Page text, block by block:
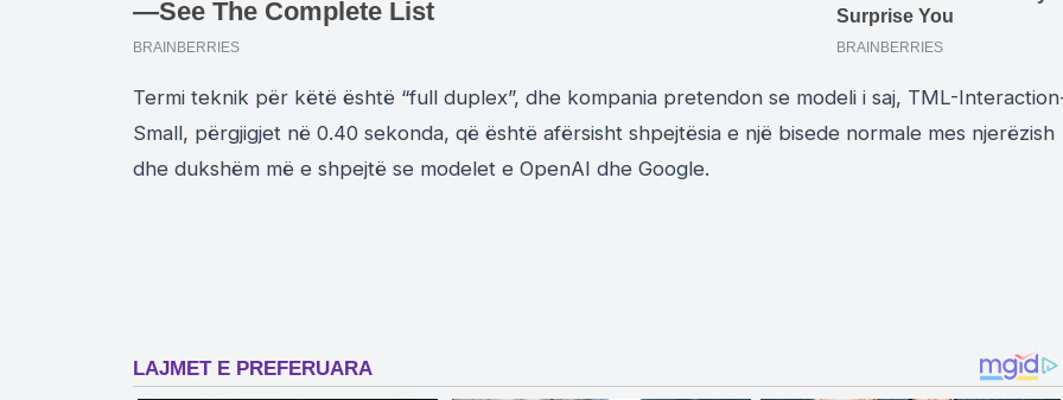
Termi teknik për këtë është “full duplex”, dhe kompania pretendon se modeli i saj, TML-
Small, përgjigjet në 0.40 sekonda, që është afërsisht shpejtësia e një bisede normale mes njerëzish
dhe dukshëm më e shpejtë se modelet e OpenAI dhe Google.